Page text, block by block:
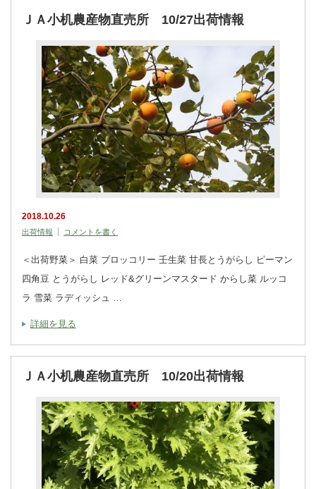
ＪＡ小机農産物直売所 10/27出荷情報
2018.10.26
出荷情報 コメントを書く
＜出荷野菜＞ 白菜 ブロッコリー 壬生菜 甘長とうがらし ピーマン
四角豆 とうがらし レッド&グリーンマスタード からし菜 ルッコ
ラ 雪菜 ラディッシュ …
詳細を見る
ＪＡ小机農産物直売所 10/20出荷情報